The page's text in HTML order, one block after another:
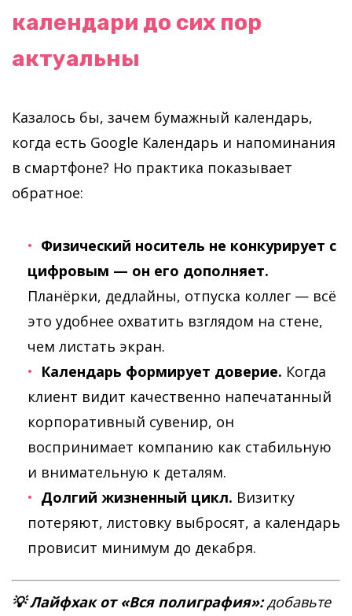
календари до сих пор
актуальны
Казалось бы, зачем бумажный календарь,
когда есть Google Календарь и напоминания
в смартфоне? Но практика показывает
обратное:
Физический носитель не конкурирует с
цифровым — он его дополняет.
Планёрки, дедлайны, отпуска коллег — всё
это удобнее охватить взглядом на стене,
чем листать экран.
Календарь формирует доверие. Когда
клиент видит качественно напечатанный
корпоративный сувенир, он
воспринимает компанию как стабильную
и внимательную к деталям.
Долгий жизненный цикл. Визитку
потеряют, листовку выбросят, а календарь
провисит минимум до декабря.
💡 Лайфхак от «Вся полиграфия»:добавьте